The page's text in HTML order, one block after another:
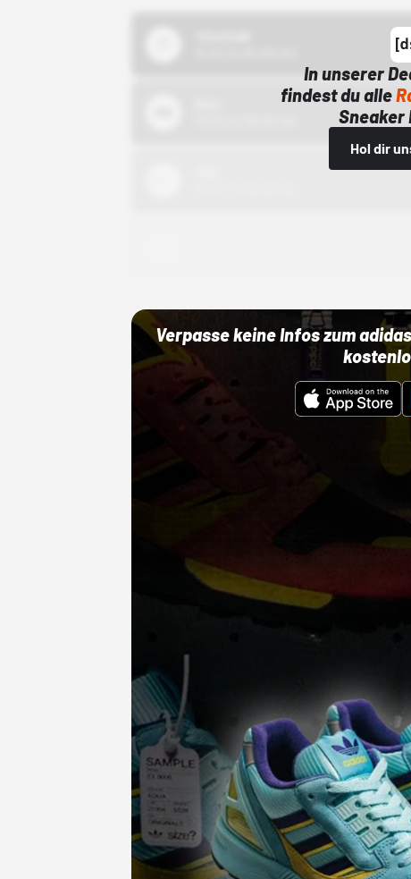
In unserer
findest du alle
Sneaker
Hol dir
Verpasse keine Infos zum